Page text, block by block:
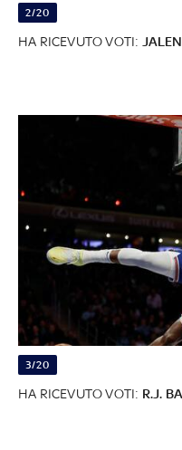
2/20
HA RICEVUTO VOTI:
3/20
HA RICEVUTO VOTI: R.J.